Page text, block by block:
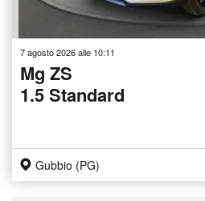
7 agosto 2026 alle 10:11
Mg ZS
1.5 Standard
Gubbio (PG)